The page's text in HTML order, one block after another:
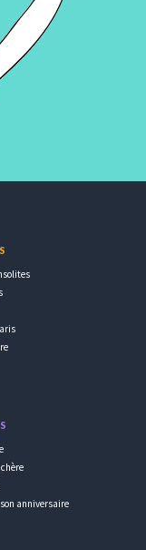
anniversaire